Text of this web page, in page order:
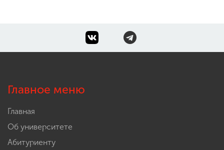
Главное меню
Главная
Об университете
Абитуриенту